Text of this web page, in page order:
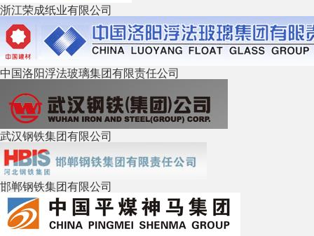
浙江荣成纸业有限公司
中国洛阳浮法玻璃集团有限责任公司
武汉钢铁集团有限公司
邯郸钢铁集团有限公司